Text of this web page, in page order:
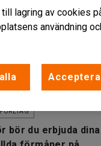
bör du erbjuda dina
lagring av cookies
användning